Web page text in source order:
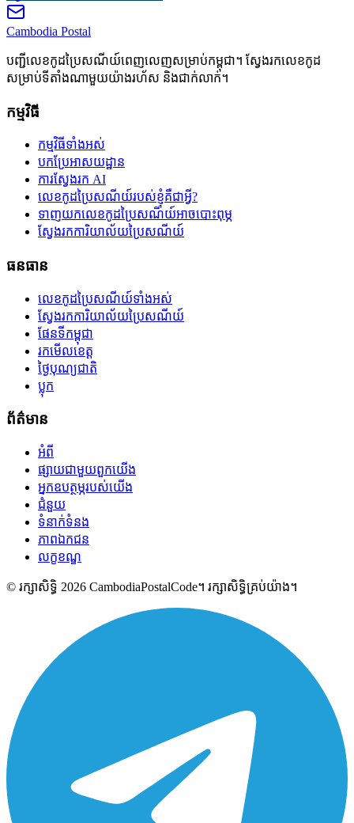
Cambodia Postal
បញ្ជីលេខកូដប្រៃសណីយ៍ពេញលេញសម្រាប់កម្ពុជា។ ស្វែងរកលេខកូដ
សម្រាប់ទីតាំងណាមួយយ៉ាងរហ័ស និងជាក់លាក់។
កម្មវិធី
កម្មវិធីទាំងអស់
បកប្រែអាសយដ្ឋាន
ការស្វែងរក AI
លេខកូដប្រៃសណីយ៍របស់ខ្ញុំគឺជាអ្វី?
ទាញយកលេខកូដប្រៃសណីយ៍អាចបោះពុម្ភ
ស្វែងរកការិយាល័យប្រៃសណីយ៍
ធនធាន
លេខកូដប្រៃសណីយ៍ទាំងអស់
ស្វែងរកការិយាល័យប្រៃសណីយ៍
ផែនទីកម្ពុជា
រកមើលខេត្ត
ថ្ងៃបុណ្យជាតិ
ប្លុក
ព័ត៌មាន
អំពី
ផ្សាយជាមួយពួកយើង
អ្នកឧបត្ថម្ភរបស់យើង
ជំនួយ
ទំនាក់ទំនង
ភាពឯកជន
លក្ខខណ្ឌ
© រក្សាសិទ្ធិ 2026 CambodiaPostalCode។ រក្សាសិទ្ធិគ្រប់យ៉ាង។